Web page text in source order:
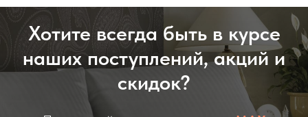
Хотите всегда быть в курсе
наших поступлений, акций и
скидок?